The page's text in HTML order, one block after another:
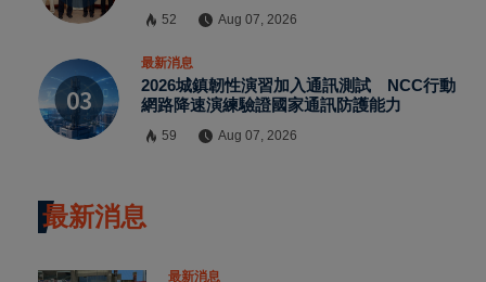
52 Aug 07, 2026
最新消息
2026城鎮韌性演習加入通訊測試 NCC行動
網路降速演練驗證國家通訊防護能力
59 Aug 07, 2026
最新消息
最新消息